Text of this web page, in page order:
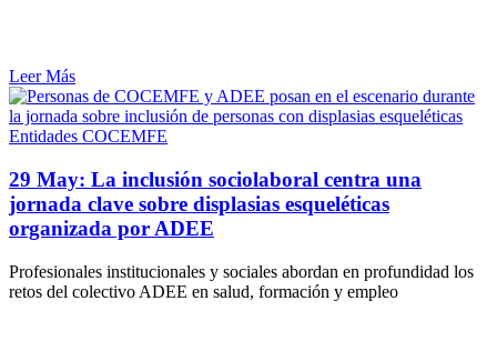
Leer Más
Entidades COCEMFE
29 May: La inclusión sociolaboral centra una
jornada clave sobre displasias esqueléticas
organizada por ADEE
Profesionales institucionales y sociales abordan en profundidad los
retos del colectivo ADEE en salud, formación y empleo